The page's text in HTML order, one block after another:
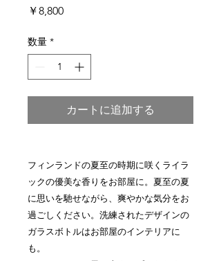
￥8,800価
数量 *
カートに追加する
フィンランドの夏至の時期に咲くライラ
ックの優美な香りをお部屋に。夏至の夏
に思いを馳せながら、爽やかな気分をお
過ごしください。洗練されたデザインの
ガラスボトルはお部屋のインテリアに
も。